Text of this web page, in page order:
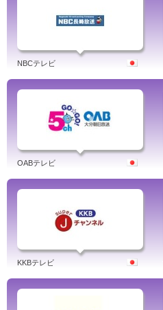
NBCテレビ
OABテレビ
KKBテレビ